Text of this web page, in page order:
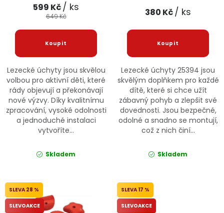
Reklamační formulář Odstoupení ve lhůtě 14 dní
Obchodní podmínky Reklamační řád
Podmínky ochrany osobních údajů
599 Kč/ ks
649 Kč
Lezecké úchyty jsou skvělou
volbou pro aktivní děti, které
rády objevují a překonávají
nové výzvy. Díky kvalitnímu
zpracování, vysoké odolnosti
a jednoduché instalaci
vytvoříte...
Skladem
380 Kč/ ks
Lezecké úchyty 25394 jsou
skvělým doplňkem pro každé
dítě, které si chce užít
zábavný pohyb a zlepšit své
dovednosti. Jsou bezpečné,
odolné a snadno se montují,
což z nich činí...
Skladem
28 %
SLEVOAKCE
17 %
SLEVOAKCE